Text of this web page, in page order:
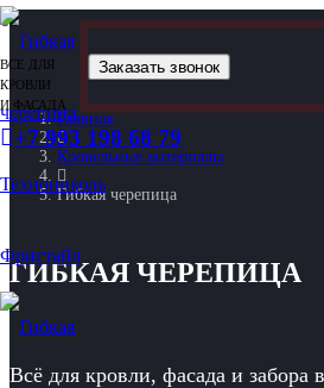
ВСЕ ДЛЯ
КРОВЛИ
И ФАСАДА
Заказать звонок
+7 993 198 68 79
Главная
Кровельные материалы
Гибкая черепица
ГИБКАЯ ЧЕРЕПИЦА
Всё для кровли, фасада и забора